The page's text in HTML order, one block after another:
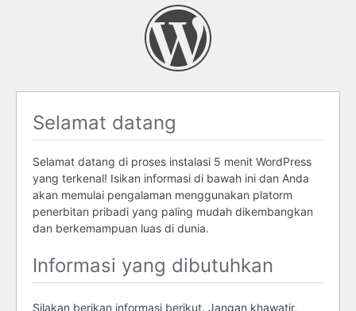
Selamat datang
Selamat datang di proses instalasi 5 menit WordPress
yang terkenal! Isikan informasi di bawah ini dan Anda
akan memulai pengalaman menggunakan platorm
penerbitan pribadi yang paling mudah dikembangkan
dan berkemampuan luas di dunia.
Informasi yang dibutuhkan
Silakan berikan informasi berikut. Jangan khawatir,